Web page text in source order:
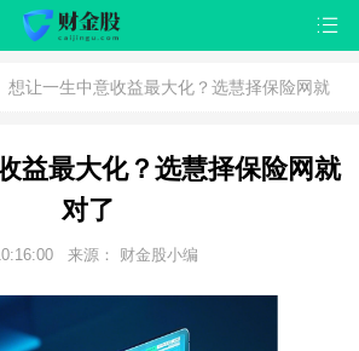
想让一生中意收益最大化？选慧择保险网就
益最大化？选慧择保险网就
对了
来源： 财金股小编